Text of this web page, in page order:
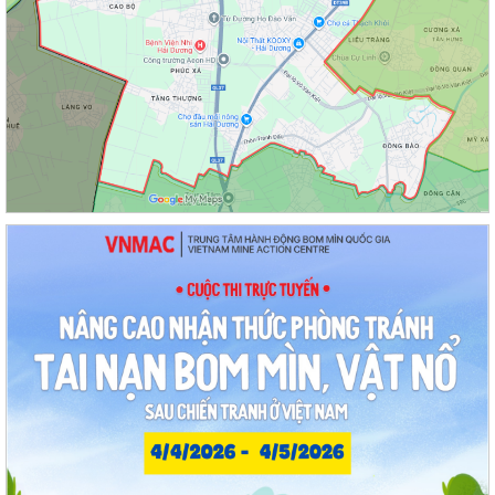
Quyết định Về việc ban hành Quy chế hoạt động của Ban Quản lý di
tích Phường Thạch Khôi, thành phố...
UBND phường tổ chức phiên họp tháng 8/2026 (lần 1).
Kế hoạch tổ chức Hội nghị tuyên truyền, phổ biến triển khai Luật sửa
đổi, bổ sung một số điều của...
Công tác tháng 8/2026 của Ủy ban nhân dân phường Thạch Khôi
Đồng chí Đặng Xuân Thưởng - Uỷ viên Thành uỷ, Phó Trưởng ban
thường trực Ban Nội chính Thành uỷ dự...
Nuôi con bằng sữa mẹ cho một “Khởi đầu bền vững - Phát huy những
thực hành tốt sẵn có”
Về việc thay đổi địa danh trên bảng hiệu tại các Nhà Văn hoá và tăng
cường công tác quản lý hoạt...
Phường Thạch Khôi tổ chức lấy mẫu sinh phẩm hài cốt liệt sĩ chưa xác
định được thông tin để giám...